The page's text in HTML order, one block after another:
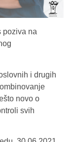
poziva na
i drugih
novo o
svih